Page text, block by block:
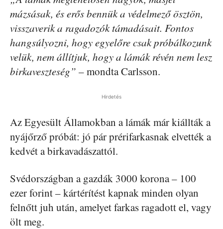
mázsásak, és erős bennük a védelmező ösztön,
visszaverik a ragadozók támadásait. Fontos
hangsúlyozni, hogy egyelőre csak próbálkozunk
velük, nem állítjuk, hogy a lámák révén nem lesz
birkaveszteség” – mondta Carlsson.
Hirdetés
Az Egyesült Államokban a lámák már kiállták a
nyájőrző próbát: jó pár prérifarkasnak elvették a
kedvét a birkavadászattól.
Svédországban a gazdák 3000 korona – 100
ezer forint – kártérítést kapnak minden olyan
felnőtt juh után, amelyet farkas ragadott el, vagy
ölt meg.